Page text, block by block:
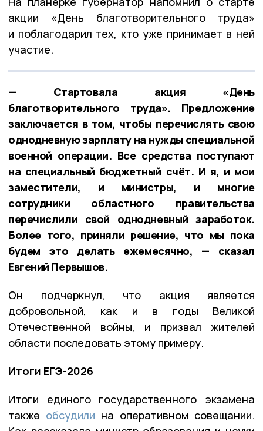
акции «День благотворительного труда»
и поблагодарил тех, кто уже принимает в ней
участие.
— Стартовала акция «День
благотворительного труда». Предложение
заключается в том, чтобы перечислять свою
однодневную зарплату на нужды специальной
военной операции. Все средства поступают
на специальный бюджетный счёт. И я, и мои
заместители, и министры, и многие
сотрудники областного правительства
перечислили свой однодневный заработок.
Более того, приняли решение, что мы пока
будем это делать ежемесячно, — сказал
Евгений Первышов.
Он подчеркнул, что акция является
добровольной, как и в годы Великой
Отечественной войны, и призвал жителей
области последовать этому примеру.
Итоги ЕГЭ-2026
Итоги единого государственного экзамена
также обсудили на оперативном совещании.